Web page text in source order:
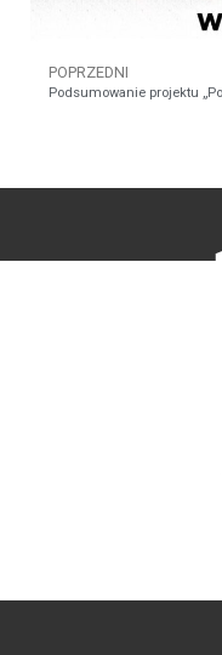
POPRZEDNI